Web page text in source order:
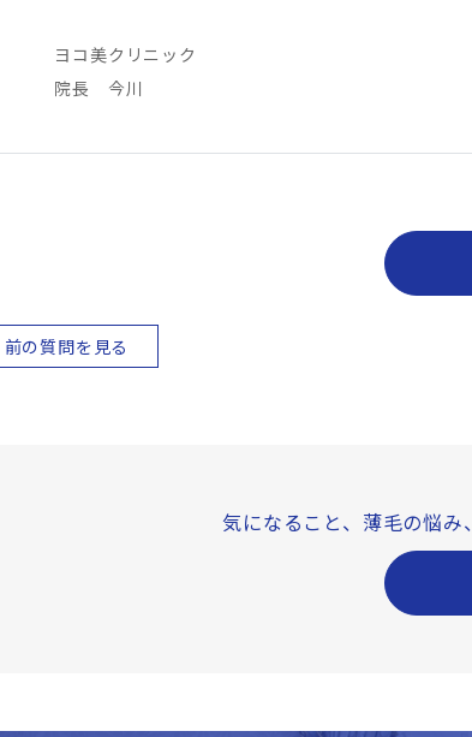
ヨコ美クリニック
院長 今川
前の質問を見る
気になること、薄毛の悩み、